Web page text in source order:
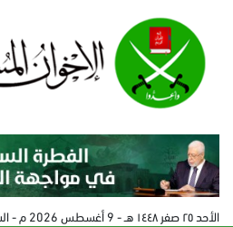
الأحد ٢٥ صفر ١٤٤٨ هـ - 9 أغسطس 2026 م - الساعة 02:25 م